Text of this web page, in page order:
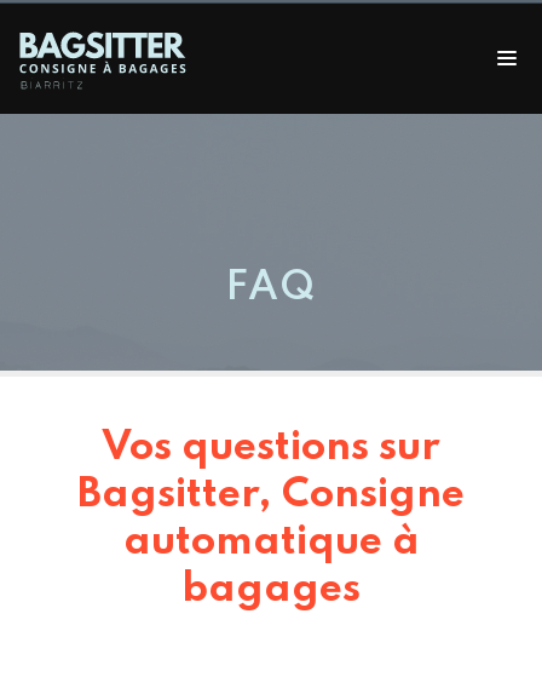
FAQ
Vos questions sur
Bagsitter, Consigne
automatique à
bagages